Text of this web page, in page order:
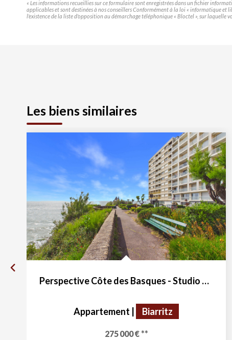
« Les informations recueillies sur ce formulaire sont enregistrées dans un fichier
applicables et sont destinées à nos conseillers Conformément à la loi « informatique et
l'existence de la liste d'opposition au démarchage téléphonique « Bloctel », sur laquelle
Les biens similaires
Perspective Côte des Basques - Studio vendu meublé
Appartement Biarritz
275 000 €**